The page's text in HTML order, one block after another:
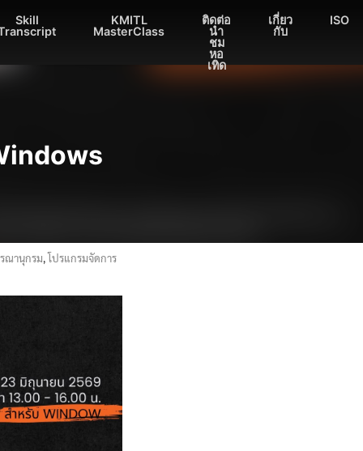
Skill
KMITL
MasterClass
ติดต่อ
นำ
ชม
หอ
เทิด
เกี่ยว
กับ
ISO
ณานุกรม,โปรแกรมจัดการ